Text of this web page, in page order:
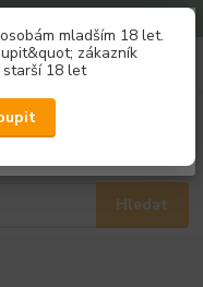
mladším 18 let.
zákazník
starší 18 let
Hledat
3%
právě teď!